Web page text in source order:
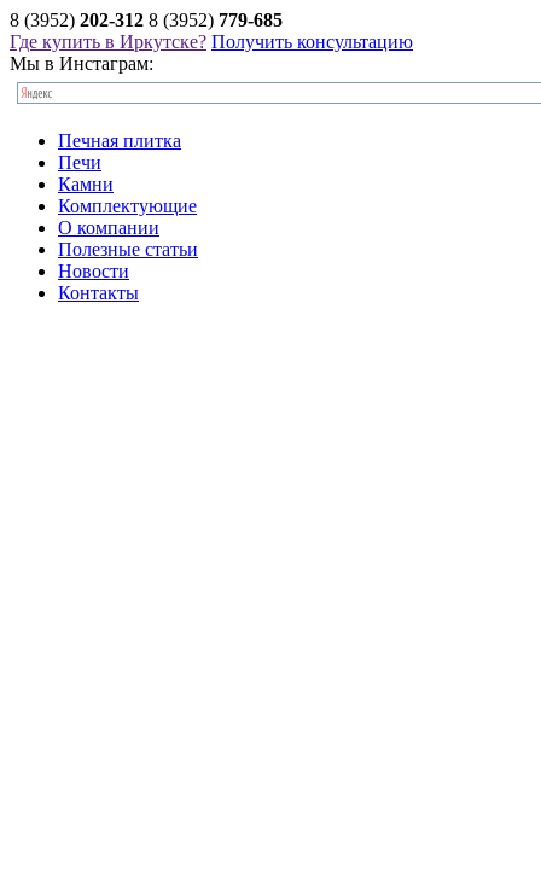
8 (3952) 202-312 8 (3952) 779-685
Где купить в Иркутске? Получить консультацию
Мы в Инстаграм:
Печная плитка
Печи
Камни
Комплектующие
О компании
Полезные статьи
Новости
Контакты